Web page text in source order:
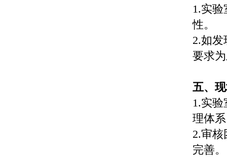
1.实
性。
2.如
要求
五、
1.实
理体
2.审
完善。